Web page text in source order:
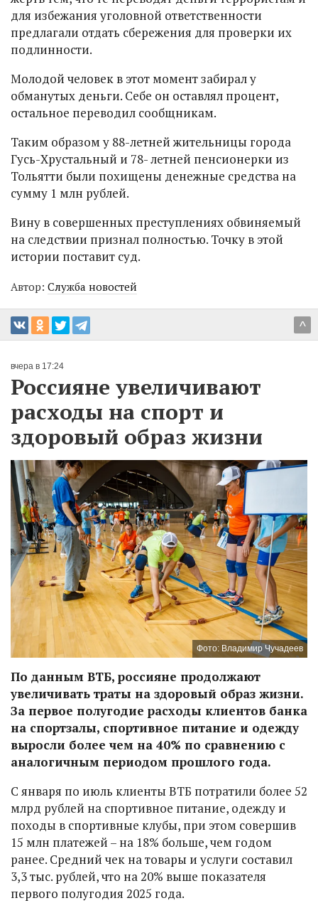
для избежания уголовной ответственности
предлагали отдать сбережения для проверки их
подлинности.
Молодой человек в этот момент забирал у
обманутых деньги. Себе он оставлял процент,
остальное переводил сообщникам.
Таким образом у 88-летней жительницы города
Гусь-Хрустальный и 78- летней пенсионерки из
Тольятти были похищены денежные средства на
сумму 1 млн рублей.
Вину в совершенных преступлениях обвиняемый
на следствии признал полностью. Точку в этой
истории поставит суд.
Автор: Служба новостей
^
вчера в 17:24
Россияне увеличивают
расходы на спорт и
здоровый образ жизни
Фото: Владимир Чучадеев
По данным ВТБ, россияне продолжают
увеличивать траты на здоровый образ жизни.
За первое полугодие расходы клиентов банка
на спортзалы, спортивное питание и одежду
выросли более чем на 40% по сравнению с
аналогичным периодом прошлого года.
С января по июль клиенты ВТБ потратили более 52
млрд рублей на спортивное питание, одежду и
походы в спортивные клубы, при этом совершив
15 млн платежей – на 18% больше, чем годом
ранее. Средний чек на товары и услуги составил
3,3 тыс. рублей, что на 20% выше показателя
первого полугодия 2025 года.